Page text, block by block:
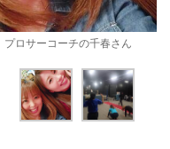
プロサーコーチの千春さん